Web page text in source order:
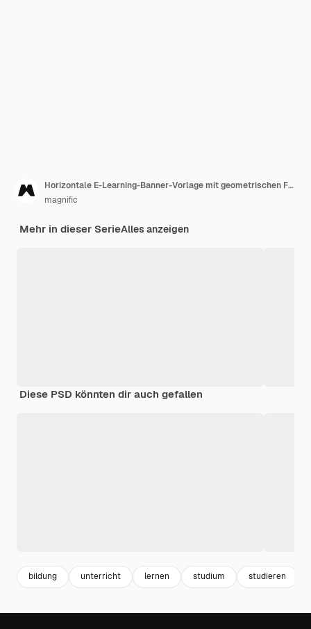
Horizontale E-Learning-Banner-Vorlage mit geometrischen Formen
magnific
Mehr in dieser SerieAlles anzeigen
Diese PSD könnten dir auch gefallen
bildung unterricht lernen studium studieren